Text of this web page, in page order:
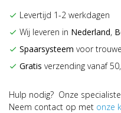
check Levertijd 1-2 werkdagen
check Wij leveren in Nederland,
check Spaarsysteem voor
check Gratis verzending vanaf
Hulp nodig? Onze
Neem contact op met onze